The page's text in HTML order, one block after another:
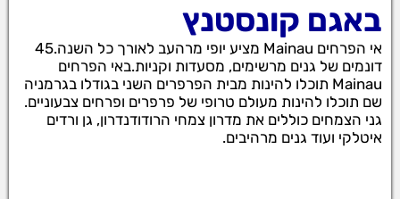
באגם קונסטנץ
אי הפרחים Mainau מציע יופי מרהעב לאורך כל השנה.45
דונמים של גנים מרשימים, מסעדות וקניות.באי הפרחים
Mainau תוכלו להינות מבית הפרפרים השני בגודלו בגרמניה
שם תוכלו להינות מעולם טרופי של פרפרים ופרחים צבעוניים.
גני הצמחים כוללים את מדרון צמחי הרודודנדרון, גן ורדים
איטלקי ועוד גנים מרהיבים.